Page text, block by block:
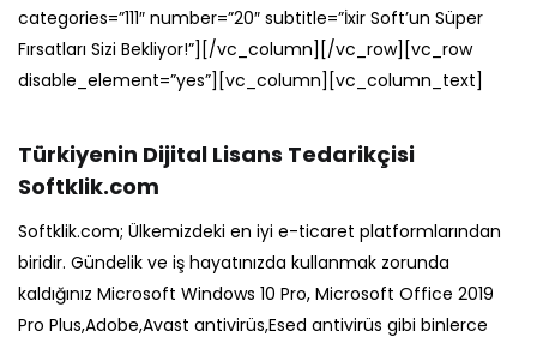
categories=”111″ number=”20″ subtitle=”İxir Soft’un Süper
Fırsatları Sizi Bekliyor!”][/vc_column][/vc_row][vc_row
disable_element=”yes”][vc_column][vc_column_text]
Türkiyenin Dijital Lisans Tedarikçisi
Softklik.com
Softklik.com; Ülkemizdeki en iyi e-ticaret platformlarından
biridir. Gündelik ve iş hayatınızda kullanmak zorunda
kaldığınız Microsoft Windows 10 Pro, Microsoft Office 2019
Pro Plus,Adobe,Avast antivirüs,Esed antivirüs gibi binlerce